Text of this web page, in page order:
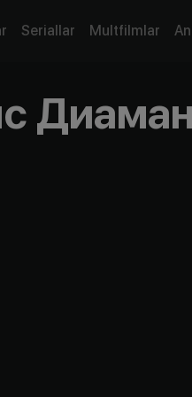
Seriallar Multfilmlar